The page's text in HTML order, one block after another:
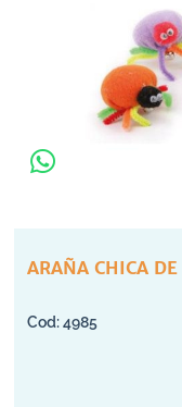
ARAÑA CHICA
4985